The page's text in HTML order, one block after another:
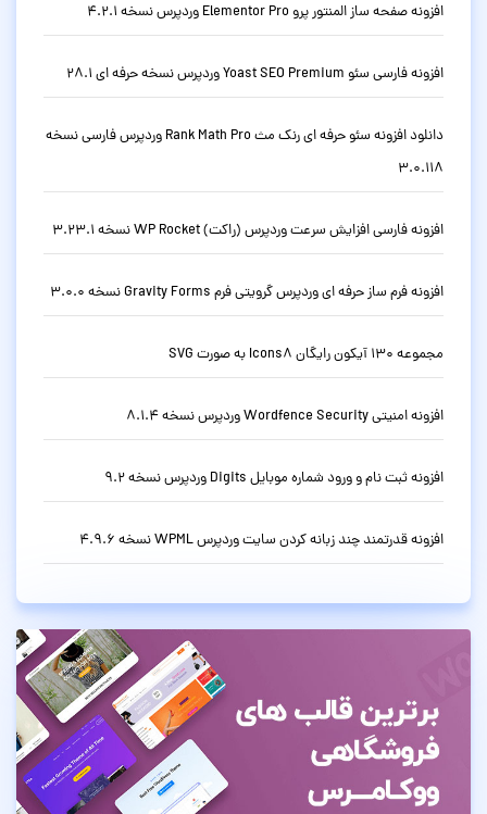
افزونه صفحه ساز المنتور پرو Elementor Pro وردپرس نسخه 4.2.1
افزونه فارسی سئو Yoast SEO Premium وردپرس نسخه حرفه ای 28.1
دانلود افزونه سئو حرفه ای رنک مث Rank Math Pro وردپرس فارسی نسخه
3.0.118
افزونه فارسی افزایش سرعت وردپرس (راکت) WP Rocket نسخه 3.23.1
افزونه فرم ساز حرفه ای وردپرس گرویتی فرم Gravity Forms نسخه 3.0.0
مجموعه 130 آیکون رایگان Icons8 به صورت SVG
افزونه امنیتی Wordfence Security وردپرس نسخه 8.1.4
افزونه ثبت نام و ورود شماره موبایل Digits وردپرس نسخه 9.2
افزونه قدرتمند چند زبانه کردن سایت وردپرس WPML نسخه 4.9.6